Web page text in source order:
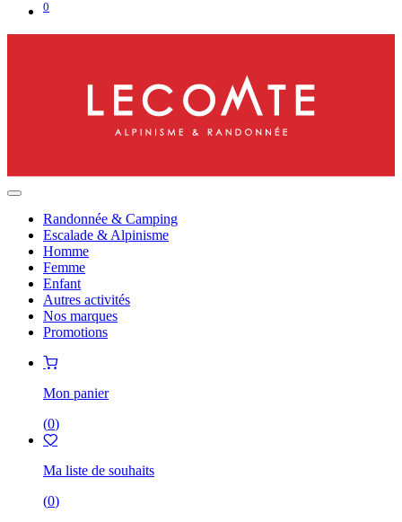
0
Randonnée & Camping
Escalade & Alpinisme
Homme
Femme
Enfant
Autres activités
Nos marques
Promotions
Mon panier
(0)
Ma liste de souhaits
(0)